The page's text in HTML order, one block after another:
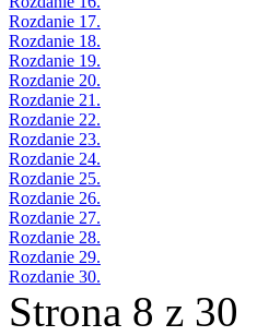
Rozdanie 17.
Rozdanie 18.
Rozdanie 19.
Rozdanie 20.
Rozdanie 21.
Rozdanie 22.
Rozdanie 23.
Rozdanie 24.
Rozdanie 25.
Rozdanie 26.
Rozdanie 27.
Rozdanie 28.
Rozdanie 29.
Rozdanie 30.
Strona 8 z 30